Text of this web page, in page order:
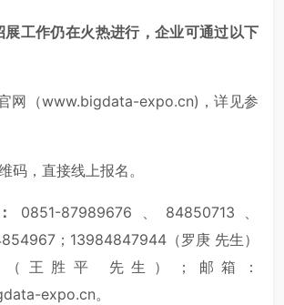
展工作仍在火热进行，企业可通过以下
网（www.bigdata-expo.cn)，详见参
码，直接线上报名。
0851-87989676、84850713、
；13984847944（罗庚 先生）
（王胜平 先生）；邮箱：
expo.cn。